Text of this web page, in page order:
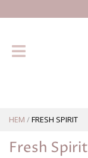
Hem
HEM /FRESH SPIRIT
Fresh Spirit